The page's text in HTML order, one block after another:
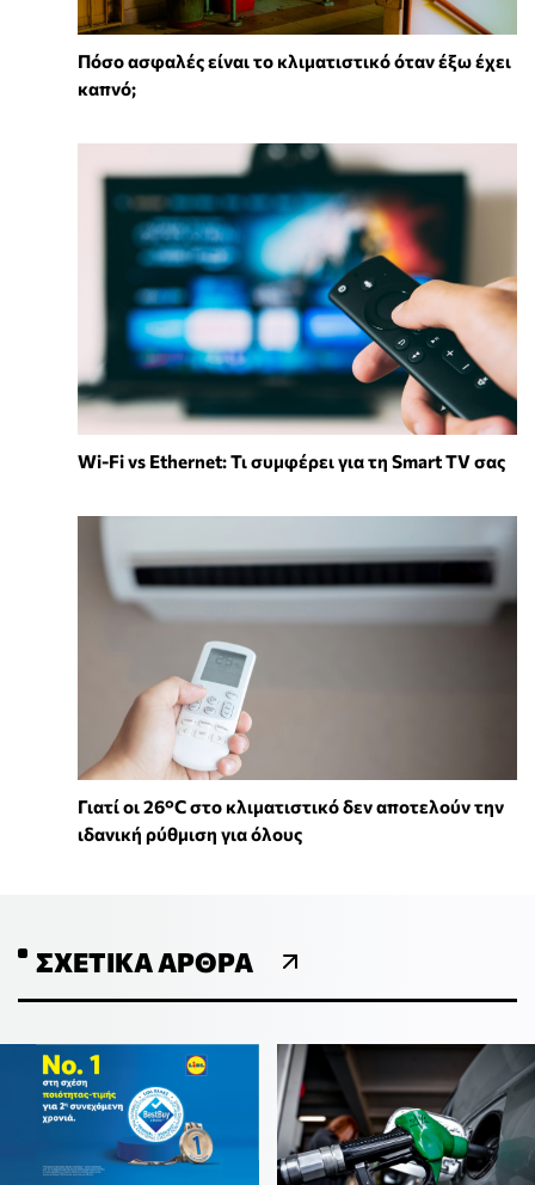
Πόσο ασφαλές είναι το κλιματιστικό όταν έξω έχει
καπνό;
Wi-Fi vs Ethernet: Τι συμφέρει για τη Smart TV σας
Γιατί οι 26°C στο κλιματιστικό δεν αποτελούν την
ιδανική ρύθμιση για όλους
ΣΧΕΤΙΚΆ ΆΡΘΡΑ